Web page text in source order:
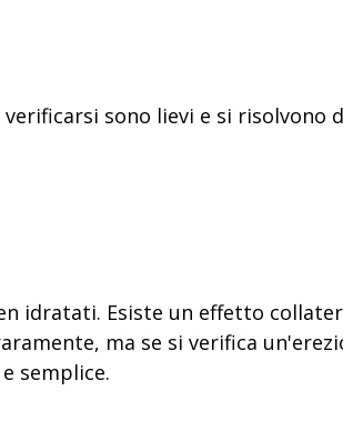
sono lievi e si risolvono
idratati. Esiste un effetto
ma se si verifica
semplice.